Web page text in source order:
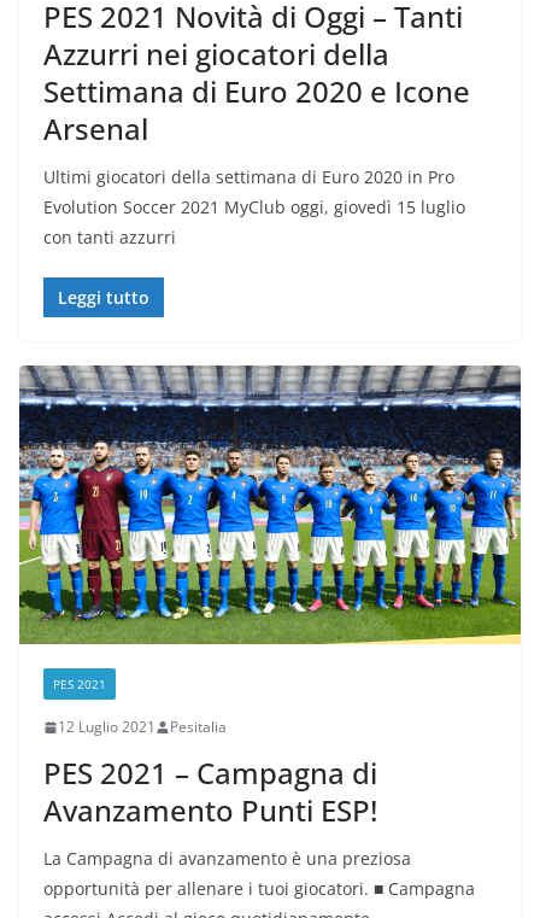
PES 2021 Novità di Oggi – Tanti
Azzurri nei giocatori della
Settimana di Euro 2020 e Icone
Arsenal
Ultimi giocatori della settimana di Euro 2020 in Pro
Evolution Soccer 2021 MyClub oggi, giovedì 15 luglio
con tanti azzurri
Leggi tutto
PES 2021
12 Luglio 2021 Pesitalia
PES 2021 – Campagna di
Avanzamento Punti ESP!
La Campagna di avanzamento è una preziosa
opportunità per allenare i tuoi giocatori. ■ Campagna